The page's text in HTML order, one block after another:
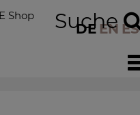
DE EN ES
Shop Suche